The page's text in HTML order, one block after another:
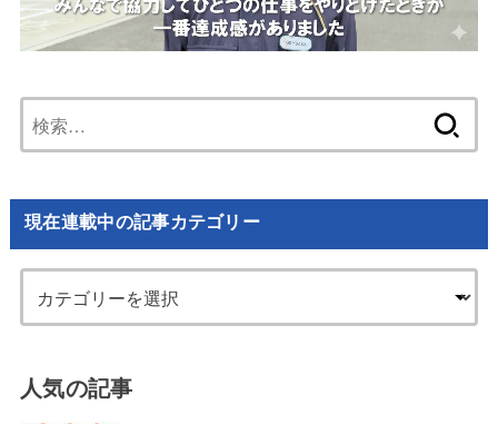
索:
現在連載中の記事カテゴリー
人気の記事